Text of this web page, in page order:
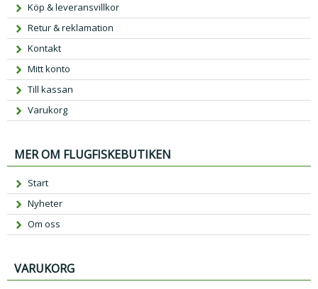
Köp & leveransvillkor
Retur & reklamation
Kontakt
Mitt konto
Till kassan
Varukorg
MER OM FLUGFISKEBUTIKEN
Start
Nyheter
Om oss
VARUKORG